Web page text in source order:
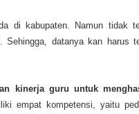
di kabupaten. Namun tidak
datanya kan harus
kinerja guru untuk
empat kompetensi, yaitu